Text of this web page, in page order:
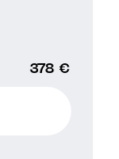
378 €